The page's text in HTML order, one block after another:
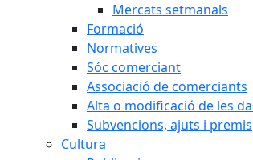
Mercats setmanals
Formació
Normatives
Sóc comerciant
Associació de comerciants
Alta o modificació de les
Subvencions, ajuts i premis
Cultura